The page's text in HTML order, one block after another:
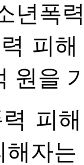
년폭
피
원을
피
자